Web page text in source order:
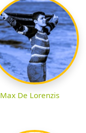
Max De Lorenzis